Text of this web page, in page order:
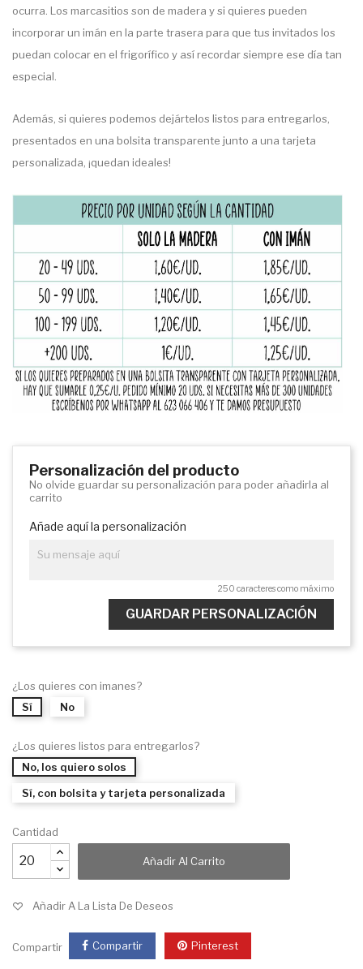
ocurra. Los marcasitios son de madera y si quieres pueden
incorporar un imán en la parte trasera para que tus invitados los
puedan colocar en el frigorífico y así recordar siempre ese día tan
especial.
Además, si quieres podemos dejártelos listos para entregarlos,
presentados en una bolsita transparente junto a una tarjeta
personalizada, ¡quedan ideales!
Personalización del producto
No olvide guardar su personalización para poder añadirla al
carrito
Añade aquí la personalización
250 caracteres como máximo
GUARDAR PERSONALIZACIÓN
¿Los quieres con imanes?
Sí
No
¿Los quieres listos para entregarlos?
No, los quiero solos
Sí, con bolsita y tarjeta personalizada
Cantidad
Añadir Al Carrito
Añadir A La Lista De Deseos
Compartir Compartir Pinterest